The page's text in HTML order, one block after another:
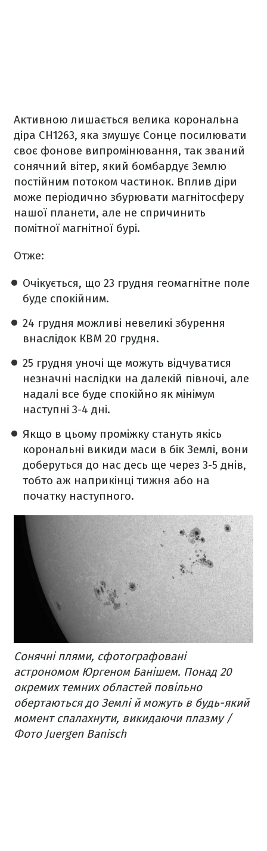
Активною лишається велика корональна
діра CH1263, яка змушує Сонце посилювати
своє фонове випромінювання, так званий
сонячний вітер, який бомбардує Землю
постійним потоком частинок. Вплив діри
може періодично збурювати магнітосферу
нашої планети, але не спричинить
помітної магнітної бурі.
Отже:
Очікується, що 23 грудня геомагнітне поле
буде спокійним.
24 грудня можливі невеликі збурення
внаслідок КВМ 20 грудня.
25 грудня уночі ще можуть відчуватися
незначні наслідки на далекій півночі, але
надалі все буде спокійно як мінімум
наступні 3-4 дні.
Якщо в цьому проміжку стануть якісь
корональні викиди маси в бік Землі, вони
доберуться до нас десь ще через 3-5 днів,
тобто аж наприкінці тижня або на
початку наступного.
Сонячні плями, сфотографовані
астрономом Юргеном Банішем. Понад 20
окремих темних областей повільно
обертаються до Землі й можуть в будь-який
момент спалахнути, викидаючи плазму /
Фото Juergen Banisch